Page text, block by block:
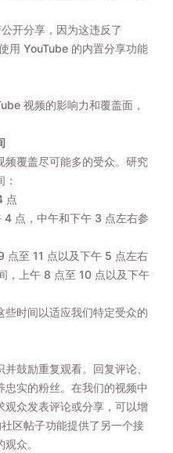
开分享，因为这违反了
用 YouTube 的内置分享功能
视频的影响力和覆盖面，
频覆盖尽可能多的受众。研究
点
点，中午和下午 3 点左右参
点至 11 点以及下午 5 点左右
，上午 8 点至 10 点以及下午
些时间以适应我们特定受众的
鼓励重复观看。回复评论、
实的粉丝。在我们的视频中
众发表评论或分享，可以增
区帖子功能提供了另一个接
众。